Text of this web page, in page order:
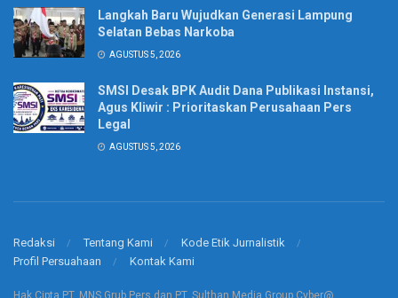
Langkah Baru Wujudkan Generasi Lampung
Selatan Bebas Narkoba
AGUSTUS 5, 2026
SMSI Desak BPK Audit Dana Publikasi Instansi,
Agus Kliwir : Prioritaskan Perusahaan Pers
Legal
AGUSTUS 5, 2026
Redaksi Tentang Kami
Kode Etik Jurnalistik
Profil Persuahaan
Kontak Kami
Hak Cipta PT. MNS Grub Pers dan PT. Sulthan Media Group Cyber@